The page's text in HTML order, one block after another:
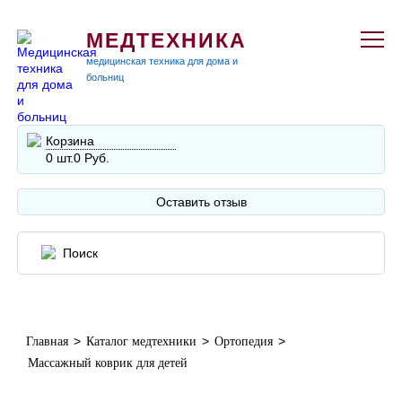
МЕДТЕХНИКА
медицинская техника для дома и
больниц
Корзина
0 шт.0 Руб.
Оставить отзыв
Главная > Каталог медтехники > Ортопедия >
Массажный коврик для детей